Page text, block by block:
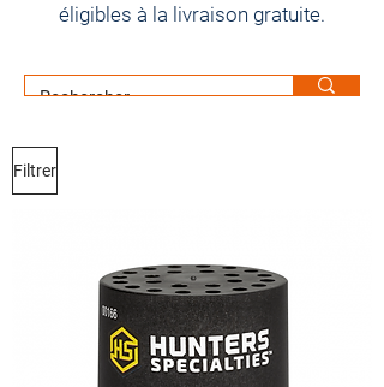
éligibles à la livraison gratuite.
Filtrer